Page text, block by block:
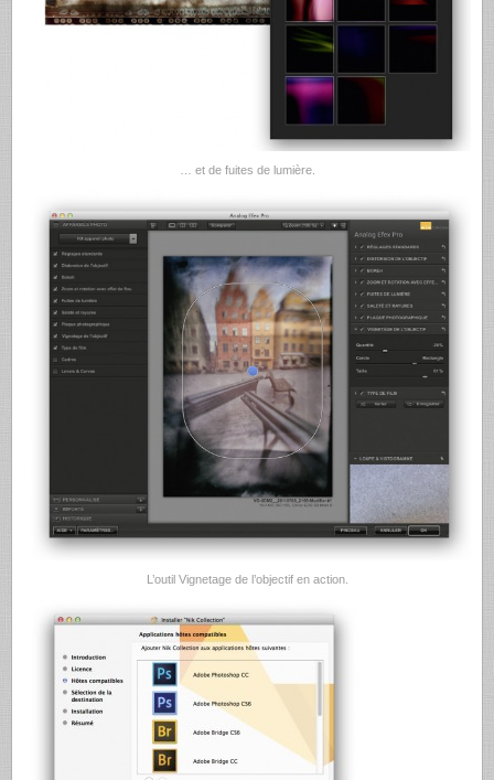
… et de fuites de lumière.
L’outil Vignetage de l’objectif en action.